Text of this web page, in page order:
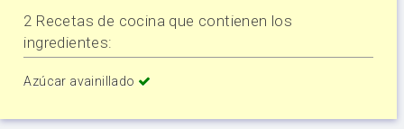
2 Recetas de cocina que contienen los
ingredientes:
Azúcar avainillado